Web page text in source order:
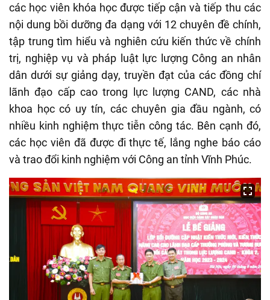
các học viên khóa học được tiếp cận và tiếp thu các
nội dung bồi dưỡng đa dạng với 12 chuyên đề chính,
tập trung tìm hiểu và nghiên cứu kiến thức về chính
trị, nghiệp vụ và pháp luật lực lượng Công an nhân
dân dưới sự giảng dạy, truyền đạt của các đồng chí
lãnh đạo cấp cao trong lực lượng CAND, các nhà
khoa học có uy tín, các chuyên gia đầu ngành, có
nhiều kinh nghiệm thực tiễn công tác. Bên cạnh đó,
các học viên đã được đi thực tế, lắng nghe báo cáo
và trao đổi kinh nghiệm với Công an tỉnh Vĩnh Phúc.